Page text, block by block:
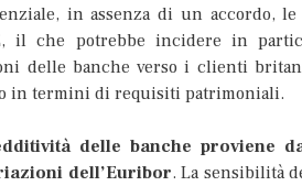
in assenza di un accordo,
il che potrebbe incidere in
delle banche verso i clienti
in termini di requisiti patrimoniali.
delle banche proviene
dell’Euribor. La sensibilità